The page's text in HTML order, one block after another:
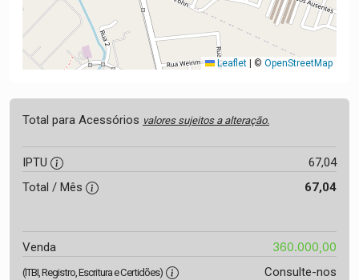
Leaflet © OpenStreetMap
Total para Acessórios valores sujeitos a alteração.
IPTU
67,04
Total / Mês
67,04
Venda 360.000,00
(ITBI, Registro, Escritura e Certidões)
Consulte-nos